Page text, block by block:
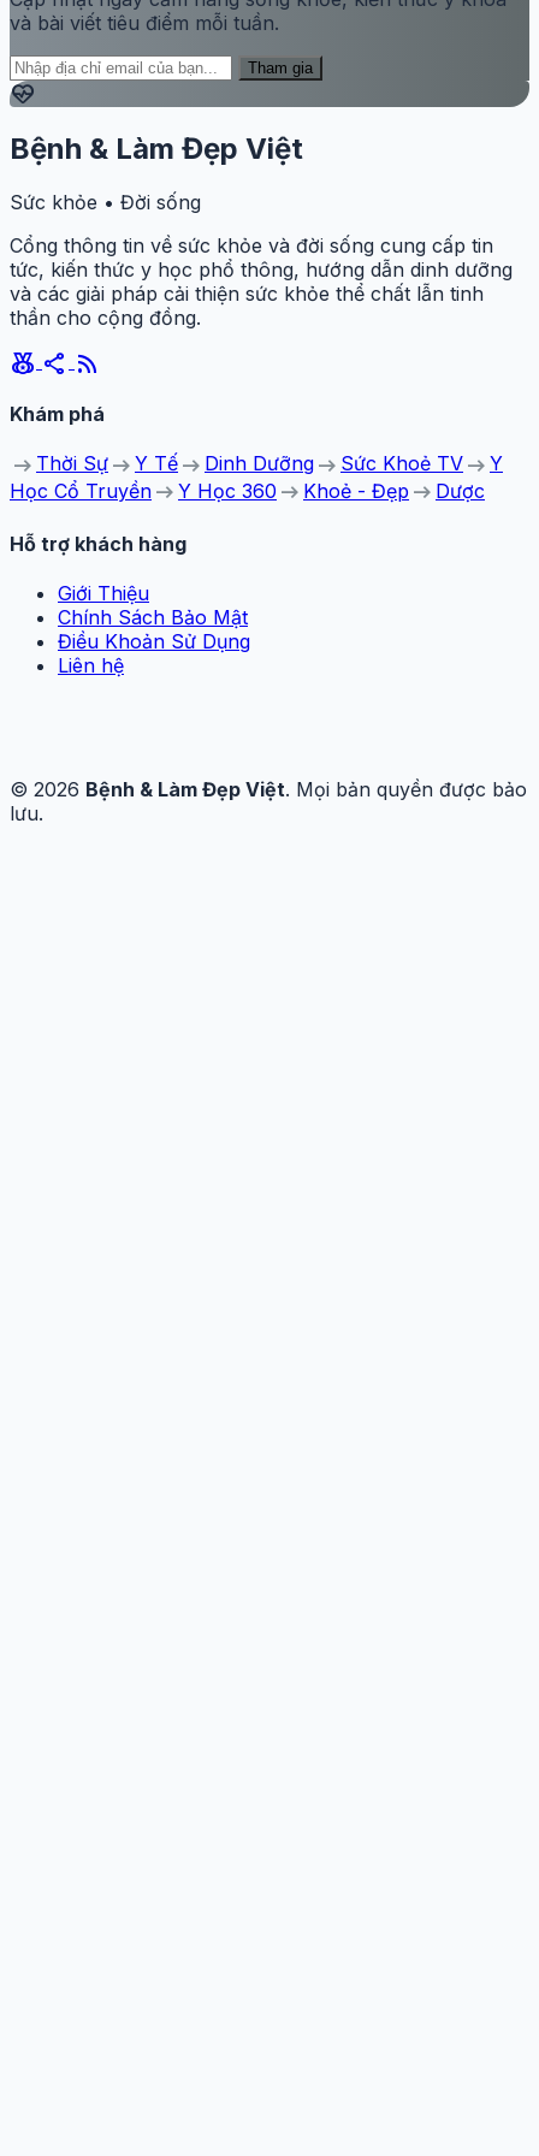
và bài viết tiêu điểm mỗi tuần.
Tham gia
ecg_heart
Bệnh & Làm Đẹp Việt
Sức khỏe • Đời sống
Cổng thông tin về sức khỏe và đời sống cung cấp tin
tức, kiến thức y học phổ thông, hướng dẫn dinh dưỡng
và các giải pháp cải thiện sức khỏe thể chất lẫn tinh
thần cho cộng đồng.
social_leaderboard share rss_feed
Khám phá
arrow_right_alt Thời Sự arrow_right_alt Y Tế arrow_right_alt Dinh Dưỡng arrow_right_alt Sức Khoẻ TV arrow_right_alt Y
Học Cổ Truyền arrow_right_alt Y Học 360 arrow_right_alt Khoẻ - Đẹp arrow_right_alt Dược
Hỗ trợ khách hàng
Giới Thiệu
Chính Sách Bảo Mật
Điều Khoản Sử Dụng
Liên hệ
© 2026 Bệnh & Làm Đẹp Việt. Mọi bản quyền được bảo
lưu.